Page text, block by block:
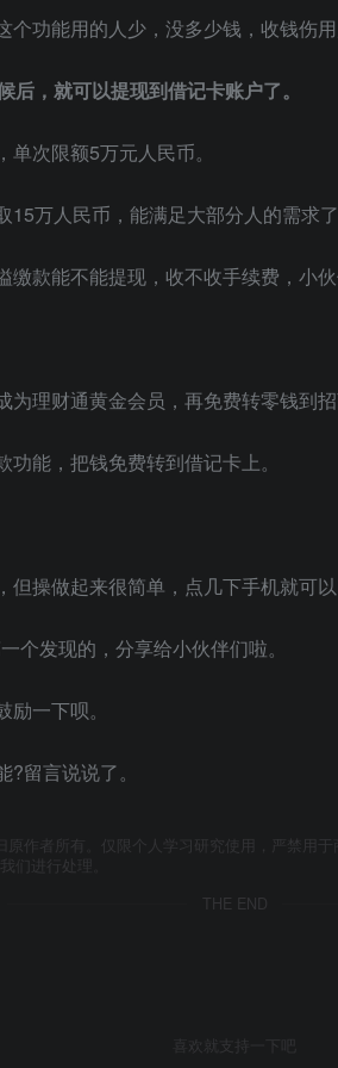
功能用的人少，没多少钱，收钱伤用
后，就可以提现到借记卡账户了。
次限额5万元人民币。
万人民币，能满足大部分人的需求了
缴款能不能提现，收不收手续费，小
理财通黄金会员，再免费转零钱到招
能，把钱免费转到借记卡上。
操做起来很简单，点几下手机就可以
个发现的，分享给小伙伴们啦。
一下呗。
留言说说了。
作者所有。仅限个人学习研究使用，严禁用
们进行处理。
THE END
喜欢就支持一下吧